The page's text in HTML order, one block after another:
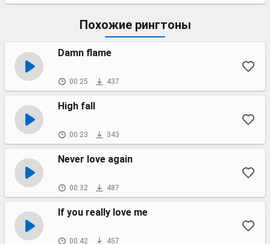
Похожие рингтоны
Damn flame
00:25 437
High fall
00:23 343
Never love again
00:32 487
If you really love me
00:42 457